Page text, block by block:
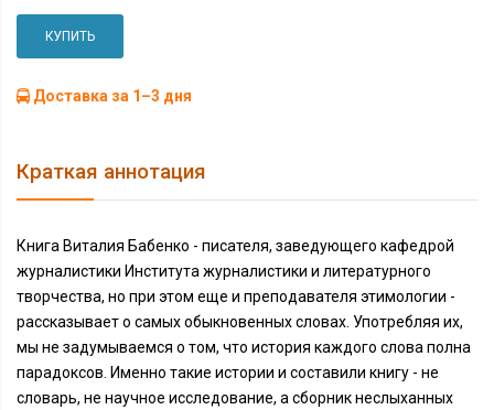
КУПИТЬ
Доставка за 1–3 дня
Краткая аннотация
Книга Виталия Бабенко - писателя, заведующего кафедрой
журналистики Института журналистики и литературного
творчества, но при этом еще и преподавателя этимологии -
рассказывает о самых обыкновенных словах. Употребляя их,
мы не задумываемся о том, что история каждого слова полна
парадоксов. Именно такие истории и составили книгу - не
словарь, не научное исследование, а сборник неслыханных